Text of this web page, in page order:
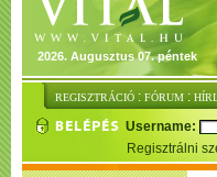
2026. Augusztus 07. péntek
REGISZTRÁCIÓ : FÓRUM :
Username:
Regisztrálni